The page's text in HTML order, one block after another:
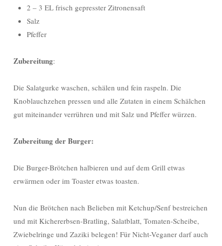
2 – 3 EL frisch gepresster Zitronensaft
Salz
Pfeffer
Zubereitung:
Die Salatgurke waschen, schälen und fein raspeln. Die
Knoblauchzehen pressen und alle Zutaten in einem Schälchen
gut miteinander verrühren und mit Salz und Pfeffer würzen.
Zubereitung der Burger:
Die Burger-Brötchen halbieren und auf dem Grill etwas
erwärmen oder im Toaster etwas toasten.
Nun die Brötchen nach Belieben mit Ketchup/Senf bestreichen
und mit Kichererbsen-Bratling, Salatblatt, Tomaten-Scheibe,
Zwiebelringe und Zaziki belegen! Für Nicht-Veganer darf auch